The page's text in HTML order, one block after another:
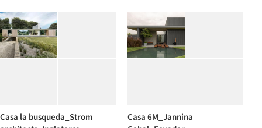
Casa la busqueda_Strom
Casa 6M_Jannina